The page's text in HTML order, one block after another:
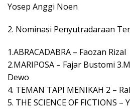
Yosep Anggi Noen
2. Nominasi Penyutradaraan
1.ABRACADABRA – Faozan Rizal
2.MARIPOSA – Fajar Bustomi
Dewo
4. TEMAN TAPI MENIKAH 2 –
5. THE SCIENCE OF FICTIONS